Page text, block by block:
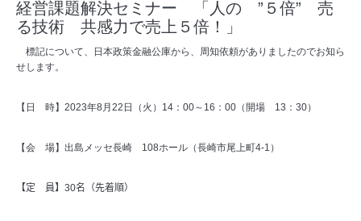
経営課題解決セミナー 「人の ”５倍” 売
る技術 共感力で売上５倍！」
標記について、日本政策金融公庫から、周知依頼がありましたのでお知ら
せします。
【日 時】 2023年8 月22 日（火） 14 ： 00～ 16 ： 00 （開場 13 ： 30）
【会 場】出島メッセ長崎 108ホール（長崎市尾上町4-1 ）
【定 員】 30名（先着順）